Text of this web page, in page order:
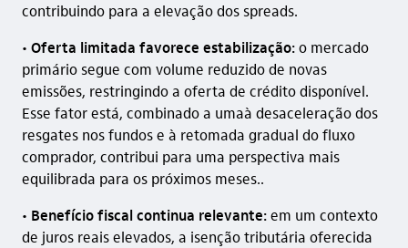
contribuindo para a elevação dos spreads.
• Oferta limitada favorece estabilização:o mercado
primário segue com volume reduzido de novas
emissões, restringindo a oferta de crédito disponível.
Esse fator está, combinado a umaà desaceleração dos
resgates nos fundos e à retomada gradual do fluxo
comprador, contribui para uma perspectiva mais
equilibrada para os próximos meses..
• Benefício fiscal continua relevante:em um contexto
de juros reais elevados, a isenção tributária oferecida